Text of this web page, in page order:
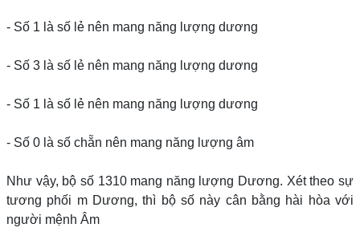
- Số 1 là số lẻ nên mang năng lượng dương
- Số 3 là số lẻ nên mang năng lượng dương
- Số 1 là số lẻ nên mang năng lượng dương
- Số 0 là số chẵn nên mang năng lượng âm
Như vậy, bộ số 1310 mang năng lượng Dương. Xét theo sự
tương phối m Dương, thì bộ số này cân bằng hài hòa với
người mệnh Âm